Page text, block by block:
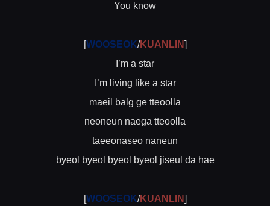
You know
[WOOSEOK/KUANLIN]
I’m a star
I’m living like a star
maeil balg ge tteoolla
neoneun naega tteoolla
taeeonaseo naneun
byeol byeol byeol byeol jiseul da hae
[WOOSEOK/KUANLIN]